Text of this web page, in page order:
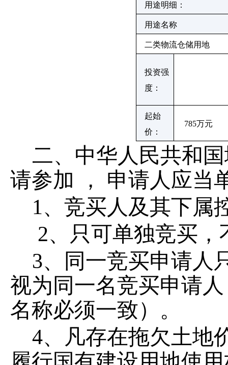
用途明细：
用途名称
二类物流仓储用地
投资强
度：
起始
价：
785万元
二、中华人民共和
请参加
，
申请人应当
1、竞买人及其下属
2、只可单独竞买
3、同一竞买申请人
视为同一名竞买申请
名称必须一致）。
4、凡存在拖欠土地